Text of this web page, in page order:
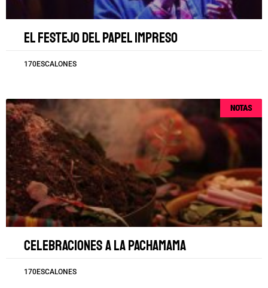
El festejo del papel impreso
170ESCALONES
NOTAS
Celebraciones a la Pachamama
170ESCALONES